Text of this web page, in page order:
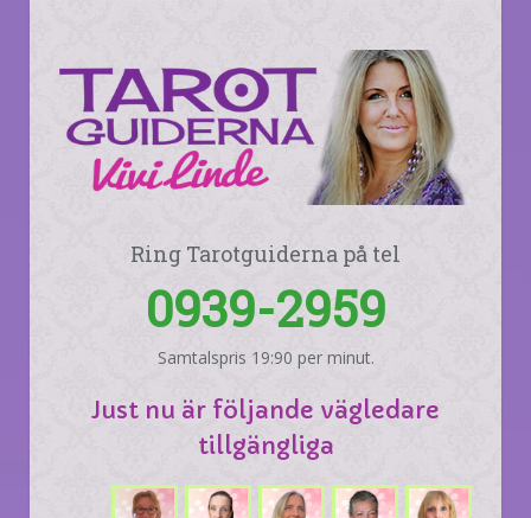
Ring Tarotguiderna på tel
0939-2959
Samtalspris 19:90 per minut.
Just nu är följande vägledare
tillgängliga